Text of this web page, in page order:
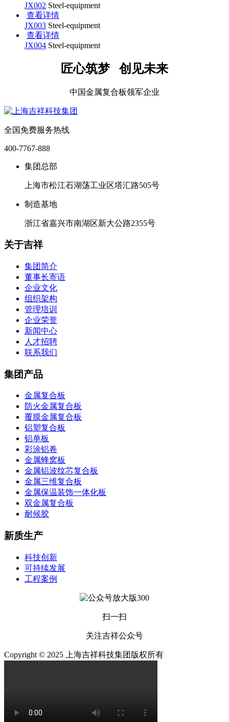
JX002 Steel-equipment
查看详情
JX003 Steel-equipment
查看详情
JX004 Steel-equipment
匠心筑梦 创见未来
中国金属复合板领军企业
全国免费服务热线
400-7767-888
集团总部
上海市松江石湖荡工业区塔汇路505号
制造基地
浙江省嘉兴市南湖区新大公路2355号
关于吉祥
集团简介
董事长寄语
企业文化
组织架构
管理培训
企业荣誉
新闻中心
人才招聘
联系我们
集团产品
金属复合板
防火金属复合板
覆膜金属复合板
铝塑复合板
铝单板
彩涂铝卷
金属蜂窝板
金属铝波纹芯复合板
金属三维复合板
金属保温装饰一体化板
双金属复合板
耐候胶
新质生产
科技创新
可持续发展
工程案例
扫一扫
关注吉祥公众号
Copyright © 2025 上海吉祥科技集团版权所有